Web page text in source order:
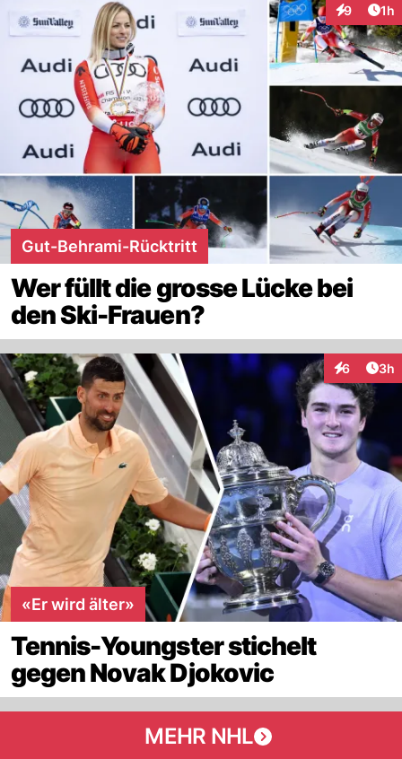
9 1h
Gut-Behrami-Rücktritt
Wer füllt die grosse Lücke bei
den Ski-Frauen?
6 3h
«Er wird älter»
Tennis-Youngster stichelt
gegen Novak Djokovic
MEHR NHL